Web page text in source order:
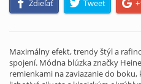
Zdieľať Tweet
Maximálny efekt, trendy štýl a
spojení. Módna blúzka značky
remienkami na zaviazanie do